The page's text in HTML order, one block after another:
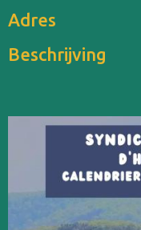
Adres
Beschrijving